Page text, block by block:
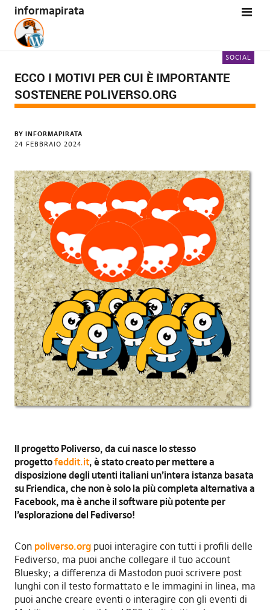
informapirata
SOCIAL
ECCO I MOTIVI PER CUI È IMPORTANTE
SOSTENERE POLIVERSO.ORG
BY INFORMAPIRATA
24 FEBBRAIO 2024
Il progetto Poliverso, da cui nasce lo stesso
progettofeddit.it, è stato creato per mettere a
disposizione degli utenti italiani un’intera istanza basata
su Friendica, che non è solo la più completa alternativa a
Facebook, ma è anche il software più potente per
l’esplorazione del Fediverso!
Con poliverso.orgpuoi interagire con tutti i profili delle
Fediverso, ma puoi anche collegare il tuo account
Bluesky; a differenza di Mastodon puoi scrivere post
lunghi con il testo formattato e le immagini in linea, ma
puoi anche creare eventi o interagire con gli eventi di